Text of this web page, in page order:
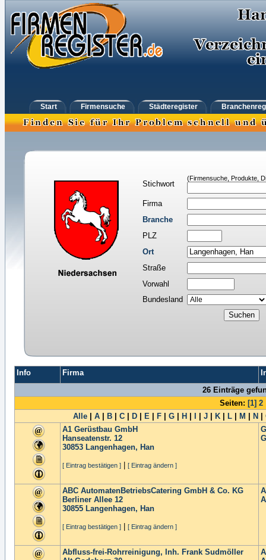
Start Firmensuche Städteregister
Stichwort
(Firmensuche, Produkte,
Firma
Branche
PLZ
Ort
Straße
Vorwahl
Bundesland
Info Firma
26 Einträge
Seiten: [1] 2
Alle
A B C D E F G H J K L M N
A1 Gerüstbau GmbH
Hanseatenstr. 12
30853 Langenhagen, Han
[ Eintrag bestätigen ] [ Eintrag ändern ]
ABC AutomatenBetriebsCatering GmbH & Co. KG
Berliner Allee 12
30855 Langenhagen, Han
[ Eintrag bestätigen ] [ Eintrag ändern ]
Abfluss-frei-Rohrreinigung, Inh. Frank Sudmöller